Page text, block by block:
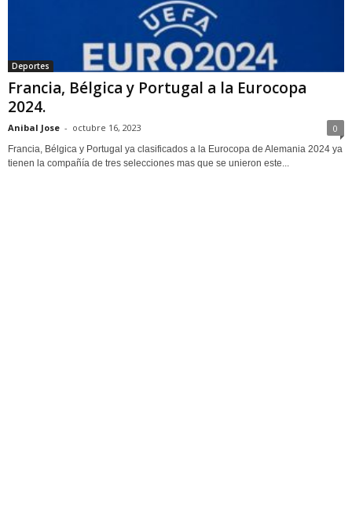
Deportes
Francia, Bélgica y Portugal a la Eurocopa
2024.
Anibal Jose - octubre 16, 2023 0
Francia, Bélgica y Portugal ya clasificados a la Eurocopa de Alemania 2024 ya
tienen la compañía de tres selecciones mas que se unieron este...